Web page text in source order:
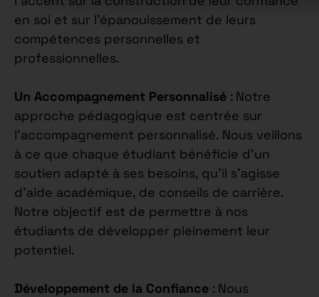
en soi et sur l’épanouissement de leurs
compétences personnelles et
professionnelles.
Un Accompagnement Personnalisé : Notre
approche pédagogique est centrée sur
l’accompagnement personnalisé. Nous veillons
à ce que chaque étudiant bénéficie d’un
soutien adapté à ses besoins, qu’il s’agisse
d’aide académique, de conseils de carrière.
Notre objectif est de permettre à nos
étudiants de développer pleinement leur
potentiel.
Développement de la Confiance : Nous